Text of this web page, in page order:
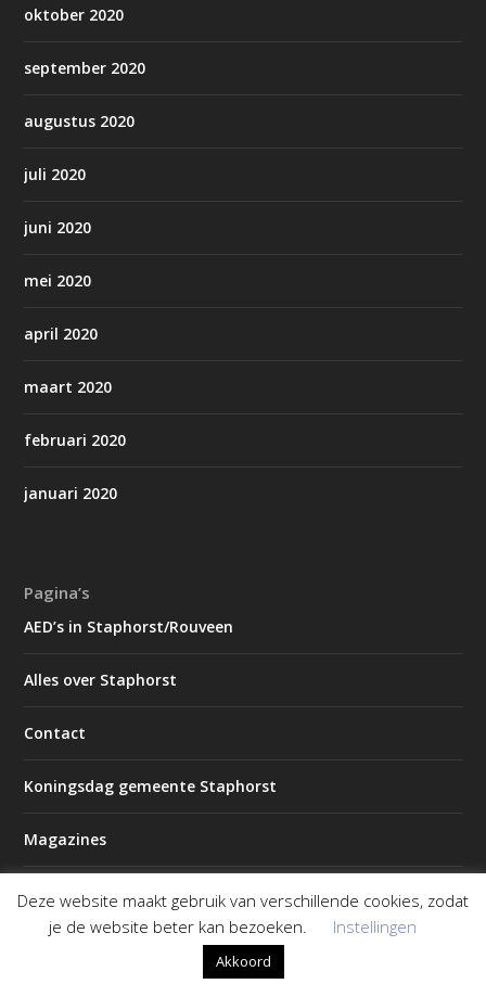
oktober 2020
september 2020
augustus 2020
juli 2020
juni 2020
mei 2020
april 2020
maart 2020
februari 2020
januari 2020
Pagina’s
AED’s in Staphorst/Rouveen
Alles over Staphorst
Contact
Koningsdag gemeente Staphorst
Magazines
2026 – Editie 1
Deze website maakt gebruik van verschillende cookies, zodat
je de website beter kan bezoeken.
Instellingen
Akkoord